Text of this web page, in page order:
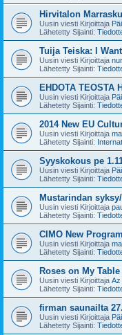
Hirvitalon
Uusin viesti Kirjoittaja
Lähetetty Sijainti:
Tuija Teiska: I
Uusin viesti Kirjoittaja
Lähetetty Sijainti:
EHDOTA
Uusin viesti Kirjoittaja
Lähetetty Sijainti:
2014 New EU
Uusin viesti Kirjoittaja
Lähetetty Sijainti:
Syyskokous pe
Uusin viesti Kirjoittaja
Lähetetty Sijainti:
Mustarindan
Uusin viesti Kirjoittaja
Lähetetty Sijainti:
CIMO New
Uusin viesti Kirjoittaja
Lähetetty Sijainti:
Roses on My
Uusin viesti Kirjoittaja Az
Lähetetty Sijainti:
firman saunailta
Uusin viesti Kirjoittaja
Lähetetty Sijainti: